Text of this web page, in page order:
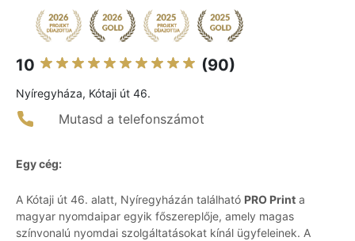
10 (90)
Nyíregyháza, Kótaji út 46.
Mutasd a telefonszámot
Egy cég:
A Kótaji út 46. alatt, Nyíregyházán található PRO Print a
magyar nyomdaipar egyik főszereplője, amely magas
színvonalú nyomdai szolgáltatásokat kínál ügyfeleinek. A